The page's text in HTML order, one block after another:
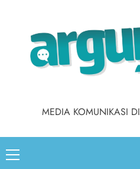
MEDIA KOMUNIKASI
Primary